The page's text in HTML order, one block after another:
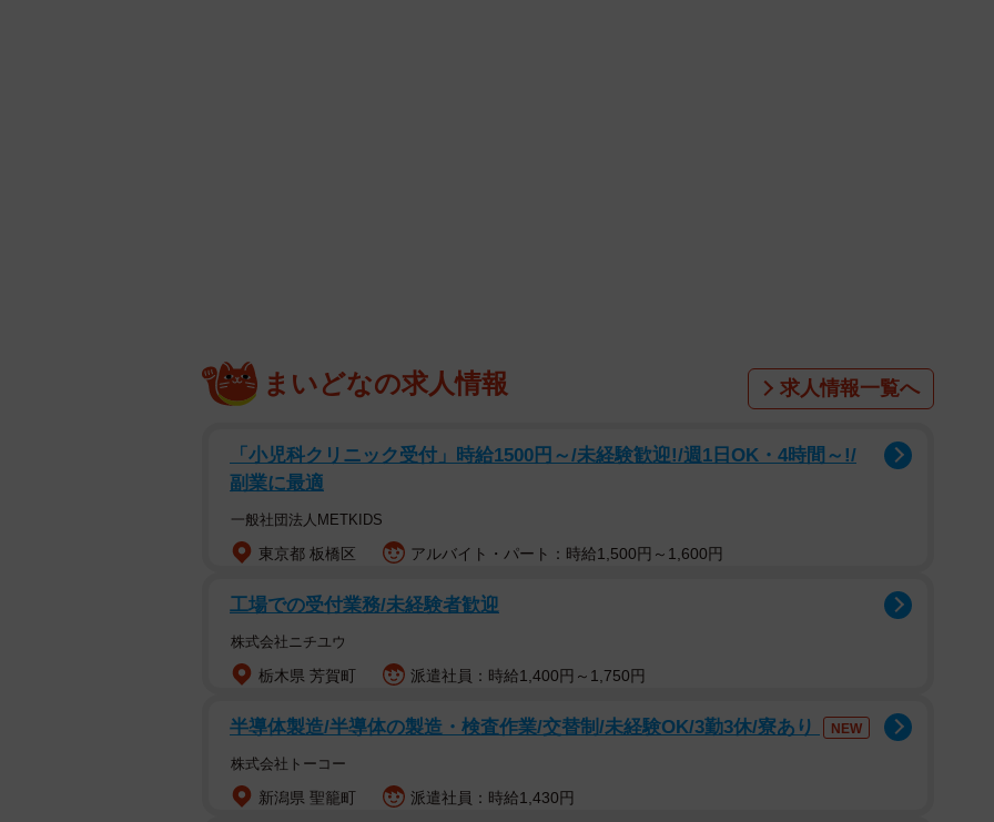
まいどなの求人情報 求人情報一覧へ
「小児科クリニック受付」時給1500円～/未経験歓迎!/週1日OK・4時間～!/
副業に最適
一般社団法人METKIDS
東京都 板橋区 アルバイト・パート：時給1,500円～1,600円
工場での受付業務/未経験者歓迎
株式会社ニチユウ
栃木県 芳賀町 派遣社員：時給1,400円～1,750円
半導体製造/半導体の製造・検査作業/交替制/未経験OK/3勤3休/寮あり NEW
株式会社トーコー
新潟県 聖籠町 派遣社員：時給1,430円